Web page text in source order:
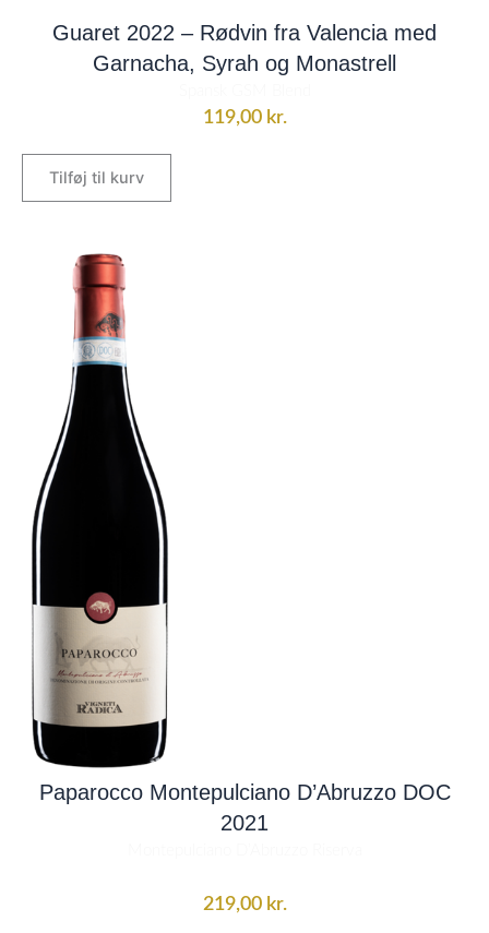
Guaret 2022 – Rødvin fra Valencia med
Garnacha, Syrah og Monastrell
119,00 kr.
Tilføj til kurv
Paparocco Montepulciano D’Abruzzo DOC
2021
219,00 kr.